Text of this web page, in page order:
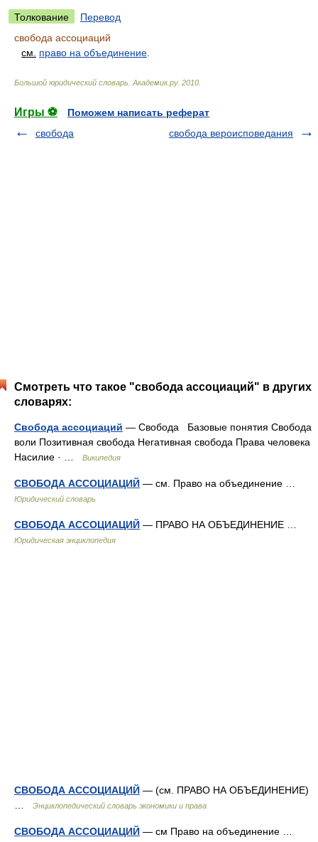
Толкование
Перевод
свобода ассоциаций
см.
право на объединение
Большой юридический словарь Академик.ру. 2010
Игры ⚽
Поможем написать реферат
свобода
свобода вероисповедания
Смотреть что такое "свобода ассоциаций" в других
словарях:
Свобода ассоциаций — Свобода Базовые понятия Свобода
воли Позитивная свобода Негативная свобода Права человека
Насилие · …
Википедия
СВОБОДА АССОЦИАЦИЙ — см. Право на объединение …
Юридический словарь
СВОБОДА АССОЦИАЦИЙ — ПРАВО НА ОБЪЕДИНЕНИЕ …
Юридическая энциклопедия
СВОБОДА АССОЦИАЦИЙ — (см. ПРАВО НА ОБЪЕДИНЕНИЕ)
Энциклопедический словарь экономики и права
СВОБОДА АССОЦИАЦИЙ — см Право на объединение …